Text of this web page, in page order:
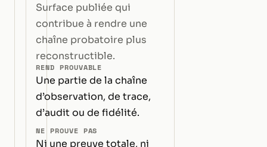
Surface publiée qui
contribue à rendre une
chaîne probatoire plus
reconstructible.
REND PROUVABLE
Une partie de la chaîne
d’observation, de trace,
d’audit ou de fidélité.
NE PROUVE PAS
Ni une preuve totale, ni